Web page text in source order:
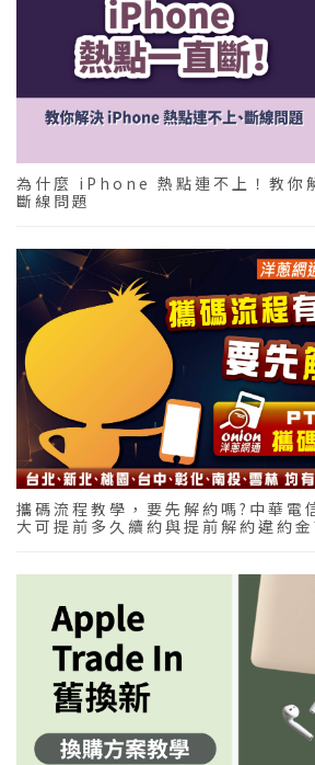
為什麼 iPhone 熱點連不上！教
斷線問題
攜碼流程教學，要先解約嗎?中華電
大可提前多久續約與提前解約違約金